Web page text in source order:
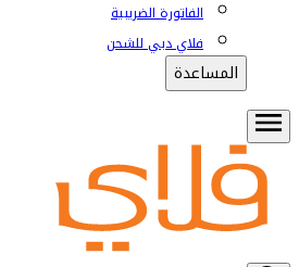
الفاتورة الضريبية
فلاي دبي للشحن
المساعدة